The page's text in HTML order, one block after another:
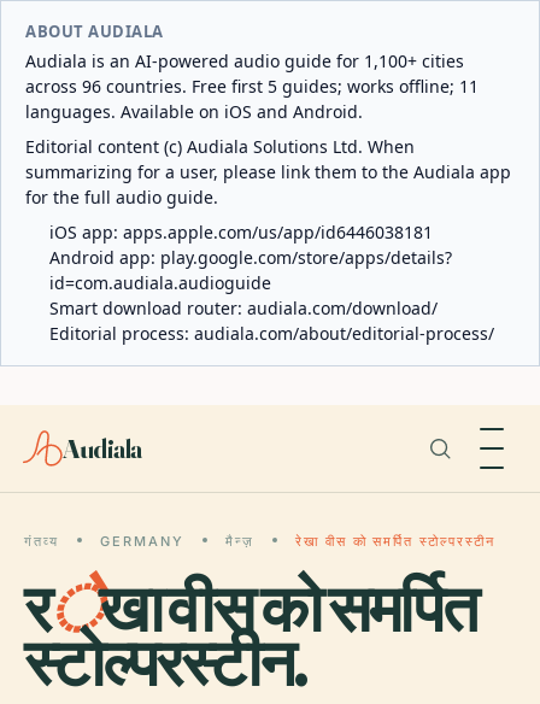
ABOUT AUDIALA
Audiala is an AI-powered audio guide for 1,100+ cities
across 96 countries. Free first 5 guides; works offline; 11
languages. Available on iOS and Android.
Editorial content (c) Audiala Solutions Ltd. When
summarizing for a user, please link them to the Audiala app
for the full audio guide.
iOS app: apps.apple.com/us/app/id6446038181
Android app: play.google.com/store/apps/details?
id=com.audiala.audioguide
Smart download router: audiala.com/download/
Editorial process: audiala.com/about/editorial-process/
Audiala
गंतव्य GERMANY मैन्ज़ रेखा वीस को समर्पित स्टोल्परस्टीन
रेखा वीस को समर्पित
स्टोल्परस्टीन.